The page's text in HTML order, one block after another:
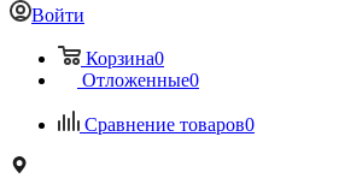
Войти
Корзина0
Отложенные0
Сравнение товаров0